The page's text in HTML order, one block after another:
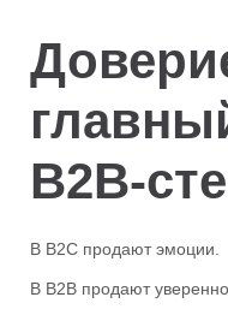
B2B-
В B2C продают эмоции.
В B2B продают